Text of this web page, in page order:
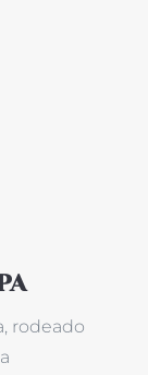
rodeado